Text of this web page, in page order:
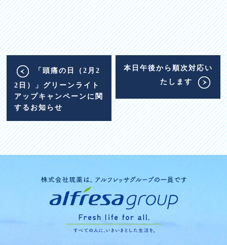
「頭痛の日（2月2
2日）」グリーンライト
アップキャンペーンに関
するお知らせ
本日午後から順次対応い
たします